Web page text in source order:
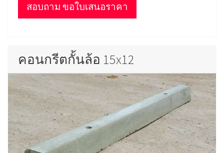
สอบถาม ขอใบเสนอราคา
คอนกรีตกั้นล้อ 15x12